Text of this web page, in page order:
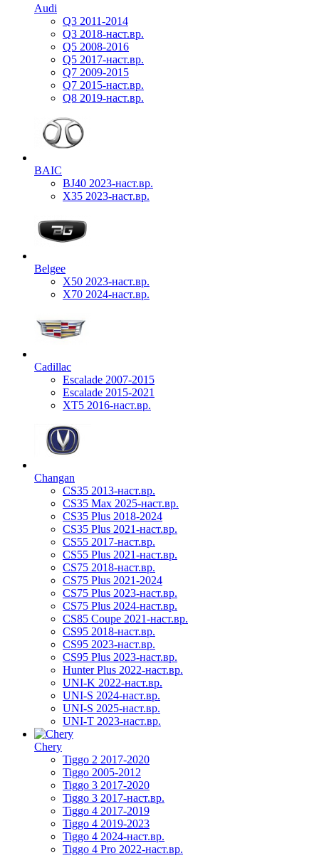
Audi
Q3 2011-2014
Q3 2018-наст.вр.
Q5 2008-2016
Q5 2017-наст.вр.
Q7 2009-2015
Q7 2015-наст.вр.
Q8 2019-наст.вр.
BAIC
BJ40 2023-наст.вр.
X35 2023-наст.вр.
Belgee
X50 2023-наст.вр.
X70 2024-наст.вр.
Cadillac
Escalade 2007-2015
Escalade 2015-2021
XT5 2016-наст.вр.
Changan
CS35 2013-наст.вр.
CS35 Max 2025-наст.вр.
CS35 Plus 2018-2024
CS35 Plus 2021-наст.вр.
CS55 2017-наст.вр.
CS55 Plus 2021-наст.вр.
CS75 2018-наст.вр.
CS75 Plus 2021-2024
CS75 Plus 2023-наст.вр.
CS75 Plus 2024-наст.вр.
CS85 Coupe 2021-наст.вр.
CS95 2018-наст.вр.
CS95 2023-наст.вр.
CS95 Plus 2023-наст.вр.
Hunter Plus 2022-наст.вр.
UNI-K 2022-наст.вр.
UNI-S 2024-наст.вр.
UNI-S 2025-наст.вр.
UNI-T 2023-наст.вр.
Chery
Tiggo 2 2017-2020
Tiggo 2005-2012
Tiggo 3 2017-2020
Tiggo 3 2017-наст.вр.
Tiggo 4 2017-2019
Tiggo 4 2019-2023
Tiggo 4 2024-наст.вр.
Tiggo 4 Pro 2022-наст.вр.